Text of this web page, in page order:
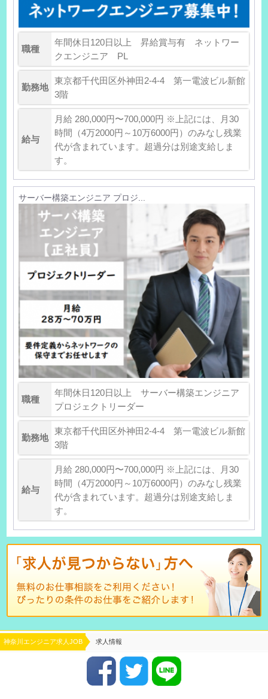
職種
年間休日120日以上 昇給賞与有 ネットワー
クエンジニア PL
勤務地
東京都千代田区外神田2-4-4 第一電波ビル新館
3階
給与
月給 280,000円〜700,000円 ※上記には、月30
時間（4万2000円～10万6000円）のみなし残業
代が含まれています。超過分は別途支給しま
す。
サーバー構築エンジニア プロジ...
職種
年間休日120日以上 サーバー構築エンジニア
プロジェクトリーダー
勤務地
東京都千代田区外神田2-4-4 第一電波ビル新館
3階
給与
月給 280,000円〜700,000円 ※上記には、月30
時間（4万2000円～10万6000円）のみなし残業
代が含まれています。超過分は別途支給しま
す。
神奈川エンジニア求人JOB 求人情報